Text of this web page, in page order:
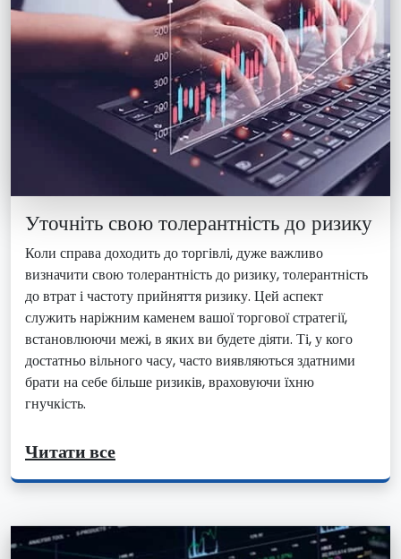
Уточніть свою толерантність до ризику
Коли справа доходить до торгівлі, дуже важливо
визначити свою толерантність до ризику, толерантність
до втрат і частоту прийняття ризику. Цей аспект
служить наріжним каменем вашої торгової стратегії,
встановлюючи межі, в яких ви будете діяти. Ті, у кого
достатньо вільного часу, часто виявляються здатними
брати на себе більше ризиків, враховуючи їхню
гнучкість.
Читати все